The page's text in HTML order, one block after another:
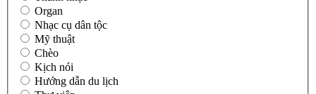
Organ
Nhạc cụ dân tộc
Mỹ thuật
Chèo
Kịch nói
Hướng dẫn du lịch